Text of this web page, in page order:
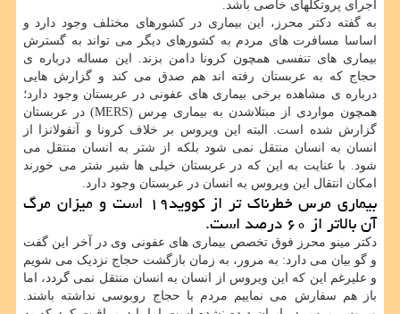
اجرای پروتکلهای خاصی باشد.
به گفته دکتر محرز، این بیماری در کشورهای مختلف وجود دارد و
اساسا مسافرت های مردم به کشورهای دیگر می تواند به گسترش
بیماری های تنفسی همچون کرونا دامن بزند. این مساله درباره ی
حجاج که به عربستان رفته اند هم صدق می کند و گزارش هایی
درباره ی مشاهده برخی بیماری های عفونی در عربستان وجود دارد؛
همچون مواردی از مبتلاشدن به بیماری مِرس (MERS) در عربستان
گزارش شده است. البته این ویروس بر خلاف کرونا و آنفولانزا از
انسان به انسان منتقل نمی شود بلکه از شتر به انسان منتقل می
شود. با عنایت به این که در عربستان خیلی ها شیر شتر می خورند
امکان انتقال این ویروس به انسان در عربستان وجود دارد.
بیماری مرس خطرناک تر از کووید۱۹ است و میزان مرگ
آن بالاتر از ۶۰ درصد است.
دکتر مینو محرز فوق تخصص بیماری های عفونی وی در آخر این گفت
و گو بیان می دارد: به مرور، به زمان بازگشت حجاج نزدیک می شویم
و علیرغم این که این ویروس از انسان به انسان منتقل نمی گردد، اما
باز هم سفارش می نماییم مردم با حجاج روبوسی نداشته باشند.